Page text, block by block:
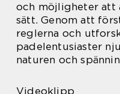
och möjligheter att
sätt. Genom att
reglerna och
padelentusiaster
naturen och
Videoklipp